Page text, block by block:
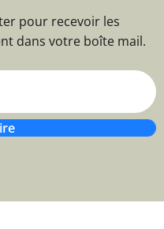
pour recevoir les
dans votre boîte mail.